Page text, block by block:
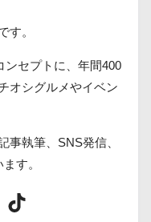
す。
ンセプトに、年間400
オシグルメやイベン
事執筆、SNS発信、
す。